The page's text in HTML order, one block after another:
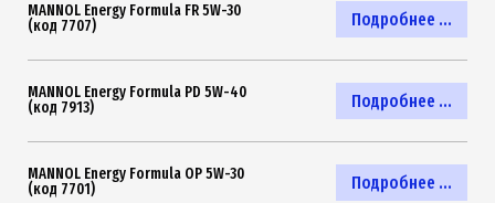
Подробнее ...
MANNOL Energy Formula FR 5W-30
(код 7707)
Подробнее ...
MANNOL Energy Formula PD 5W-40
(код 7913)
Подробнее ...
MANNOL Energy Formula OP 5W-30
(код 7701)